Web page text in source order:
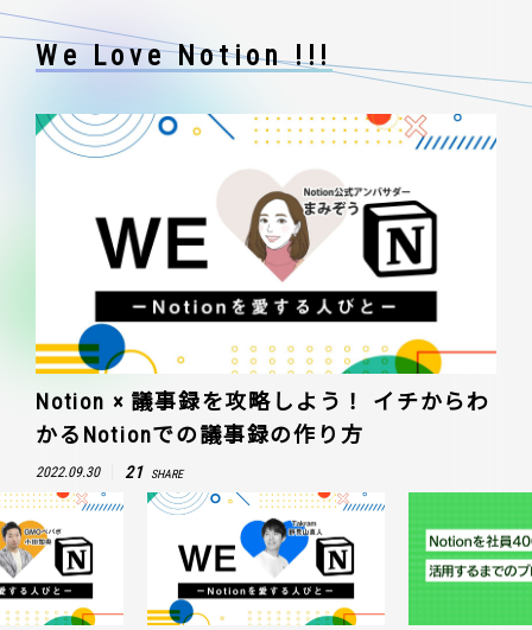
We Love Notion !!!
Notion × 議事録を攻略しよう！ イチからわ
かるNotionでの議事録の作り方
2022.09.30 21 SHARE